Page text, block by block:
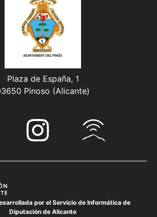
Plaza de España, 1
Pinoso (Alicante)
por el Servicio de Informática de
Diputación de Alicante